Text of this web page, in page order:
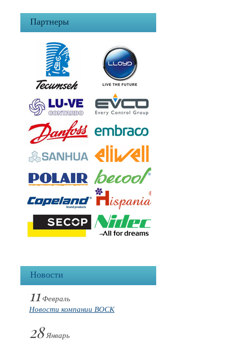
Партнеры
Новости
11 Февраль
Новости компании BOCK
28Январь